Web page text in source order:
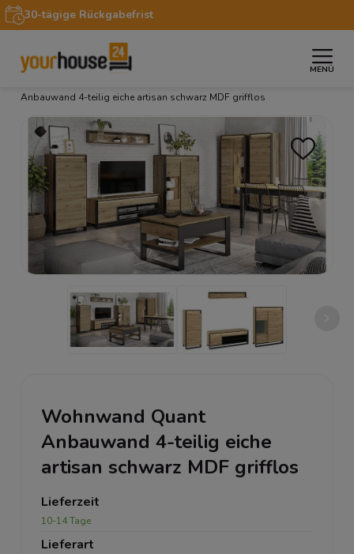
30-tägige Rückgabefrist
MENÜ
Startseite » Möbel
Wohnwand Quant
Anbauwand 4-teilig eiche artisan schwarz MDF grifflos
Wohnwand Quant
Anbauwand 4-teilig eiche
artisan schwarz MDF grifflos
Lieferzeit
10-14 Tage
Lieferart